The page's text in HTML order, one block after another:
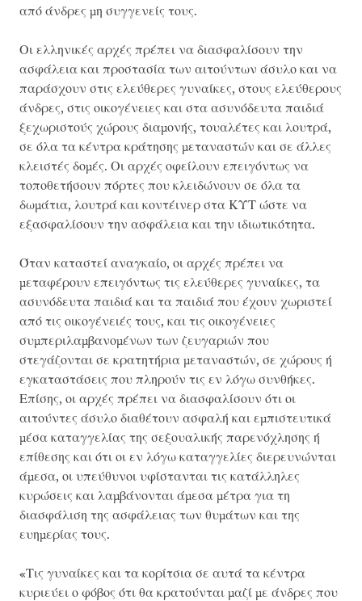
από άνδρες μη συγγενείς τους.
Οι ελληνικές αρχές πρέπει να διασφαλίσουν την
ασφάλεια και προστασία των αιτούντων άσυλο και να
παράσχουν στις ελεύθερες γυναίκες, στους ελεύθερους
άνδρες, στις οικογένειες και στα ασυνόδευτα παιδιά
ξεχωριστούς χώρους διαμονής, τουαλέτες και λουτρά,
σε όλα τα κέντρα κράτησης μεταναστών και σε άλλες
κλειστές δομές. Οι αρχές οφείλουν επειγόντως να
τοποθετήσουν πόρτες που κλειδώνουν σε όλα τα
δωμάτια, λουτρά και κοντέινερ στα ΚΥΤ ώστε να
εξασφαλίσουν την ασφάλεια και την ιδιωτικότητα.
Όταν καταστεί αναγκαίο, οι αρχές πρέπει να
μεταφέρουν επειγόντως τις ελεύθερες γυναίκες, τα
ασυνόδευτα παιδιά και τα παιδιά που έχουν χωριστεί
από τις οικογένειές τους, και τις οικογένειες
συμπεριλαμβανομένων των ζευγαριών που
στεγάζονται σε κρατητήρια μεταναστών, σε χώρους ή
εγκαταστάσεις που πληρούν τις εν λόγω συνθήκες.
Επίσης, οι αρχές πρέπει να διασφαλίσουν ότι οι
αιτούντες άσυλο διαθέτουν ασφαλή και εμπιστευτικά
μέσα καταγγελίας της σεξουαλικής παρενόχλησης ή
επίθεσης και ότι οι εν λόγω καταγγελίες διερευνώνται
άμεσα, οι υπεύθυνοι υφίστανται τις κατάλληλες
κυρώσεις και λαμβάνονται άμεσα μέτρα για τη
διασφάλιση της ασφάλειας των θυμάτων και της
ευημερίας τους.
«Τις γυναίκες και τα κορίτσια σε αυτά τα κέντρα
κυριεύει ο φόβος ότι θα κρατούνται μαζί με άνδρες που